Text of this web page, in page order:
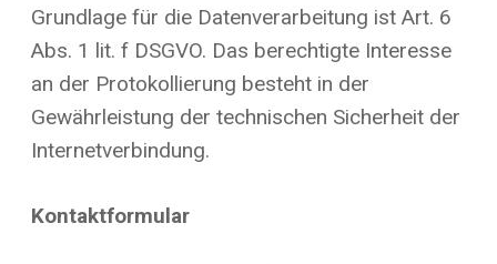
Grundlage für die Datenverarbeitung ist Art. 6
Abs. 1 lit. f DSGVO. Das berechtigte Interesse
an der Protokollierung besteht in der
Gewährleistung der technischen Sicherheit der
Internetverbindung.
Kontaktformular